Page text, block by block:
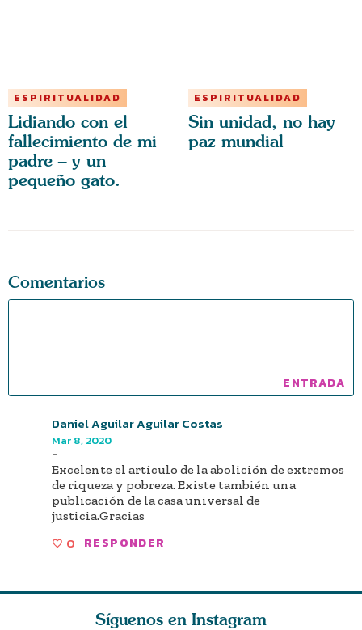
ESPIRITUALIDAD
Lidiando con el
fallecimiento de mi
padre – y un
pequeño gato.
ESPIRITUALIDAD
Sin unidad, no hay
paz mundial
Comentarios
Daniel Aguilar Aguilar Costas
Mar 8, 2020
-
Excelente el artículo de la abolición de extremos
de riqueza y pobreza. Existe también una
publicación de la casa universal de
justicia.Gracias
0 RESPONDER
Síguenos en Instagram